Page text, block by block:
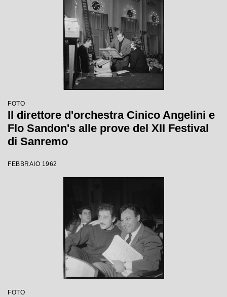
FOTO
Il direttore d'orchestra Cinico Angelini e
Flo Sandon's alle prove del XII Festival
di Sanremo
FEBBRAIO 1962
FOTO